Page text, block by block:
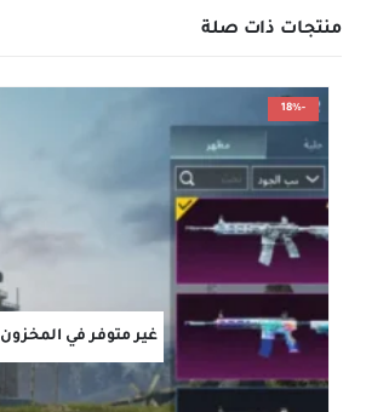
منتجات ذات صلة
-18%
غير متوفر في المخزون